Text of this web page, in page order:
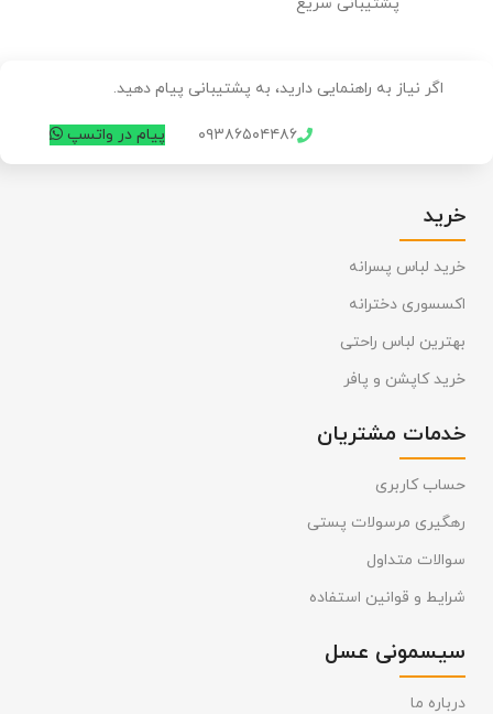
اگر نیاز به راهنمایی دارید، به پشتیبانی پیام دهید.
۰۹۳۸۶۵۰۴۴۸۶ پیام در واتسپ
خرید
خرید لباس پسرانه
اکسسوری دخترانه
بهترین لباس راحتی
خرید کاپشن و پافر
خدمات مشتریان
حساب کاربری
رهگیری مرسولات پستی
سوالات متداول
شرایط و قوانین استفاده
سیسمونی عسل
درباره ما